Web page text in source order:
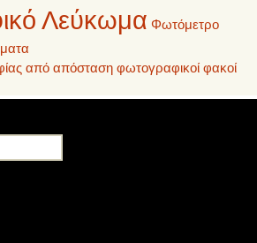
Λεύκωμα Φωτόμετρο
από απόσταση φωτογραφικοί φακοί